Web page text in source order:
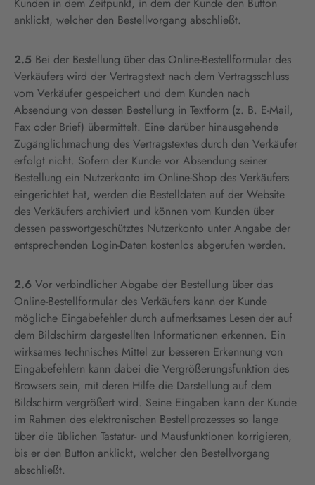
Kunden in dem Zeitpunkt, in dem der Kunde den Button
anklickt, welcher den Bestellvorgang abschließt.
2.5 Bei der Bestellung über das Online-Bestellformular des
Verkäufers wird der Vertragstext nach dem Vertragsschluss
vom Verkäufer gespeichert und dem Kunden nach
Absendung von dessen Bestellung in Textform (z. B. E-Mail,
Fax oder Brief) übermittelt. Eine darüber hinausgehende
Zugänglichmachung des Vertragstextes durch den Verkäufer
erfolgt nicht. Sofern der Kunde vor Absendung seiner
Bestellung ein Nutzerkonto im Online-Shop des Verkäufers
eingerichtet hat, werden die Bestelldaten auf der Website
des Verkäufers archiviert und können vom Kunden über
dessen passwortgeschütztes Nutzerkonto unter Angabe der
entsprechenden Login-Daten kostenlos abgerufen werden.
2.6 Vor verbindlicher Abgabe der Bestellung über das
Online-Bestellformular des Verkäufers kann der Kunde
mögliche Eingabefehler durch aufmerksames Lesen der auf
dem Bildschirm dargestellten Informationen erkennen. Ein
wirksames technisches Mittel zur besseren Erkennung von
Eingabefehlern kann dabei die Vergrößerungsfunktion des
Browsers sein, mit deren Hilfe die Darstellung auf dem
Bildschirm vergrößert wird. Seine Eingaben kann der Kunde
im Rahmen des elektronischen Bestellprozesses so lange
über die üblichen Tastatur- und Mausfunktionen korrigieren,
bis er den Button anklickt, welcher den Bestellvorgang
abschließt.